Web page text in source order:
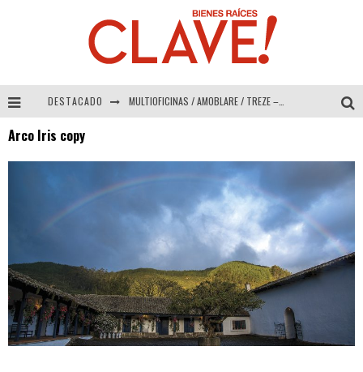
DESTACADO MULTIOFICINAS / AMOBLARE / TREZE – Especial Interiorismo & Decoración 2026
COLINEAL – Especial Interiorismo & Decoración 2026
ADRIANA HOYOS DESIGN STUDIO – Especial Interiorismo & Decoración 2026
Arco Iris copy